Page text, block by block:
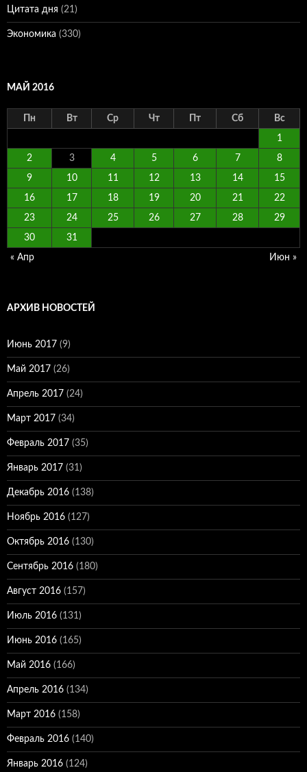
Цитата дня (21)
Экономика (330)
МАЙ 2016
Пн Вт Ср Чт Пт Сб Вс
1
2 3 4 5 6 7 8
9 10 11 12 13 14 15
16 17 18 19 20 21 22
23 24 25 26 27 28 29
30 31
« Апр Июн »
АРХИВ НОВОСТЕЙ
Июнь 2017 (9)
Май 2017 (26)
Апрель 2017 (24)
Март 2017 (34)
Февраль 2017 (35)
Январь 2017 (31)
Декабрь 2016 (138)
Ноябрь 2016 (127)
Октябрь 2016 (130)
Сентябрь 2016 (180)
Август 2016 (157)
Июль 2016 (131)
Июнь 2016 (165)
Май 2016 (166)
Апрель 2016 (134)
Март 2016 (158)
Февраль 2016 (140)
Январь 2016 (124)